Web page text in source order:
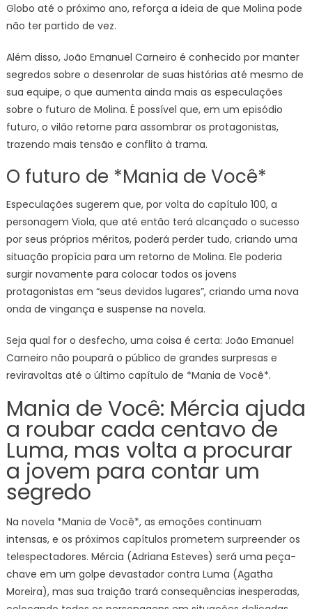
Globo até o próximo ano, reforça a ideia de que Molina pode
não ter partido de vez.
Além disso, João Emanuel Carneiro é conhecido por manter
segredos sobre o desenrolar de suas histórias até mesmo de
sua equipe, o que aumenta ainda mais as especulações
sobre o futuro de Molina. É possível que, em um episódio
futuro, o vilão retorne para assombrar os protagonistas,
trazendo mais tensão e conflito à trama.
O futuro de *Mania de Você*
Especulações sugerem que, por volta do capítulo 100, a
personagem Viola, que até então terá alcançado o sucesso
por seus próprios méritos, poderá perder tudo, criando uma
situação propícia para um retorno de Molina. Ele poderia
surgir novamente para colocar todos os jovens
protagonistas em “seus devidos lugares”, criando uma nova
onda de vingança e suspense na novela.
Seja qual for o desfecho, uma coisa é certa: João Emanuel
Carneiro não poupará o público de grandes surpresas e
reviravoltas até o último capítulo de *Mania de Você*.
Mania de Você: Mércia ajuda
a roubar cada centavo de
Luma, mas volta a procurar
a jovem para contar um
segredo
Na novela *Mania de Você*, as emoções continuam
intensas, e os próximos capítulos prometem surpreender os
telespectadores. Mércia (Adriana Esteves) será uma peça-
chave em um golpe devastador contra Luma (Agatha
Moreira), mas sua traição trará consequências inesperadas,